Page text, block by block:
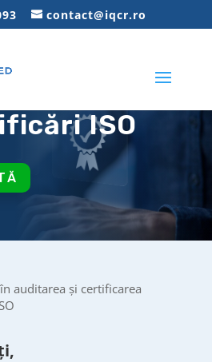
contact@iqcr.ro
ISO
auditarea și certificarea